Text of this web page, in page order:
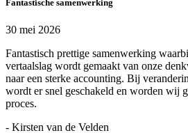
Fantastische samenwerking
30 mei 2026
Fantastisch prettige samenwerking
vertaalslag wordt gemaakt van onze
naar een sterke accounting. Bij
wordt er snel geschakeld en worden wij
proces.
- Kirsten van de Velden